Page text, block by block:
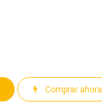
Comprar ahora